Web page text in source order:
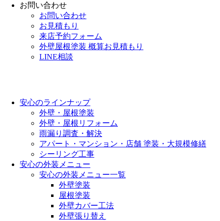
お問い合わせ
お問い合わせ
お見積もり
来店予約フォーム
外壁屋根塗装 概算お見積もり
LINE相談
安心のラインナップ
外壁・屋根塗装
外壁・屋根リフォーム
雨漏り調査・解決
アパート・マンション・店舗 塗装・大規模修繕
シーリング工事
安心の外装メニュー
安心の外装メニュー一覧
外壁塗装
屋根塗装
外壁カバー工法
外壁張り替え